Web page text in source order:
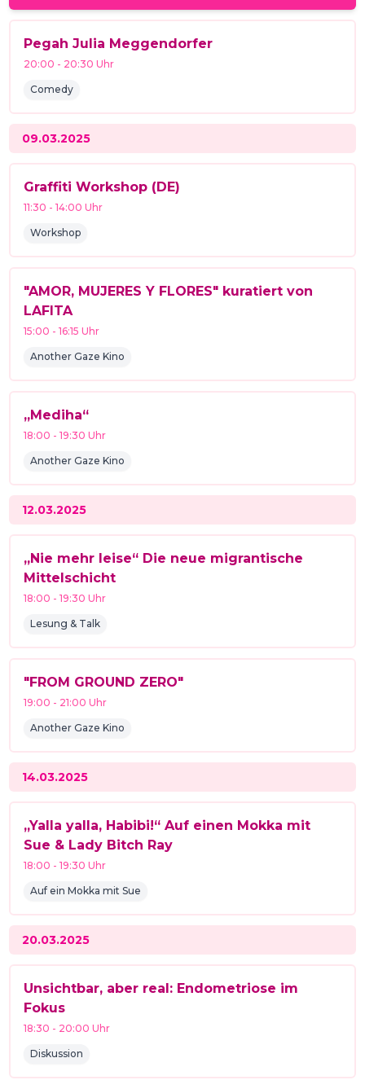
Pegah Julia Meggendorfer
20:00 - 20:30 Uhr
Comedy
09.03.2025
Graffiti Workshop (DE)
11:30 -14:00 Uhr
Workshop
"AMOR, MUJERES Y FLORES" kuratiert von
LAFITA
15:00 -16:15 Uhr
Another Gaze Kino
„Mediha“
18:00 -19:30 Uhr
Another Gaze Kino
12.03.2025
„Nie mehr leise“ Die neue migrantische
Mittelschicht
18:00 -19:30 Uhr
Lesung & Talk
"FROM GROUND ZERO"
19:00 - 21:00 Uhr
Another Gaze Kino
14.03.2025
„Yalla yalla, Habibi!“ Auf einen Mokka mit
Sue & Lady Bitch Ray
18:00 -19:30 Uhr
Auf ein Mokka mit Sue
20.03.2025
Unsichtbar, aber real: Endometriose im
Fokus
18:30 - 20:00 Uhr
Diskussion